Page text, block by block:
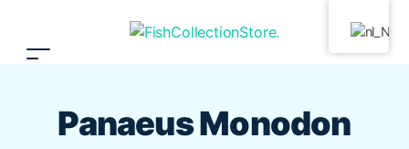
Panaeus Monodon